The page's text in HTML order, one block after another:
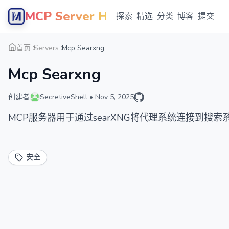
MCP Server Hub探索 精选 分类 博客 提交
首页 Servers Mcp Searxng
Mcp Searxng
创建者 SecretiveShell • Nov 5, 2025
MCP服务器用于通过searXNG将代理系统连接到搜索
安全